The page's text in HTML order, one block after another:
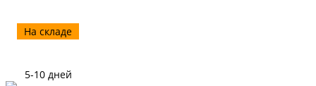
На складе
5-10 дней